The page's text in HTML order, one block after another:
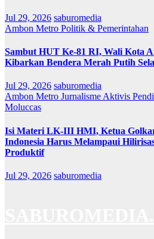
Jul 29, 2026 saburomedia
Ambon Metro Politik & Pemerintahan
Sambut HUT Ke-81 RI, Wali Kota
Kibarkan Bendera Merah Putih
Jul 29, 2026 saburomedia
Ambon Metro Jurnalisme Aktivis
Moluccas
Isi Materi LK-III HMI, Ketua
Indonesia Harus Melampaui
Produktif
Jul 29, 2026 saburomedia